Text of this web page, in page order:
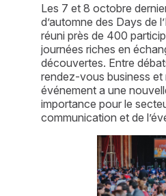
Les 7 et 8 octobre
d’automne des Days de
réuni près de 400
journées riches en
découvertes. Entre
rendez-vous business
événement a une
importance pour le
communication et de